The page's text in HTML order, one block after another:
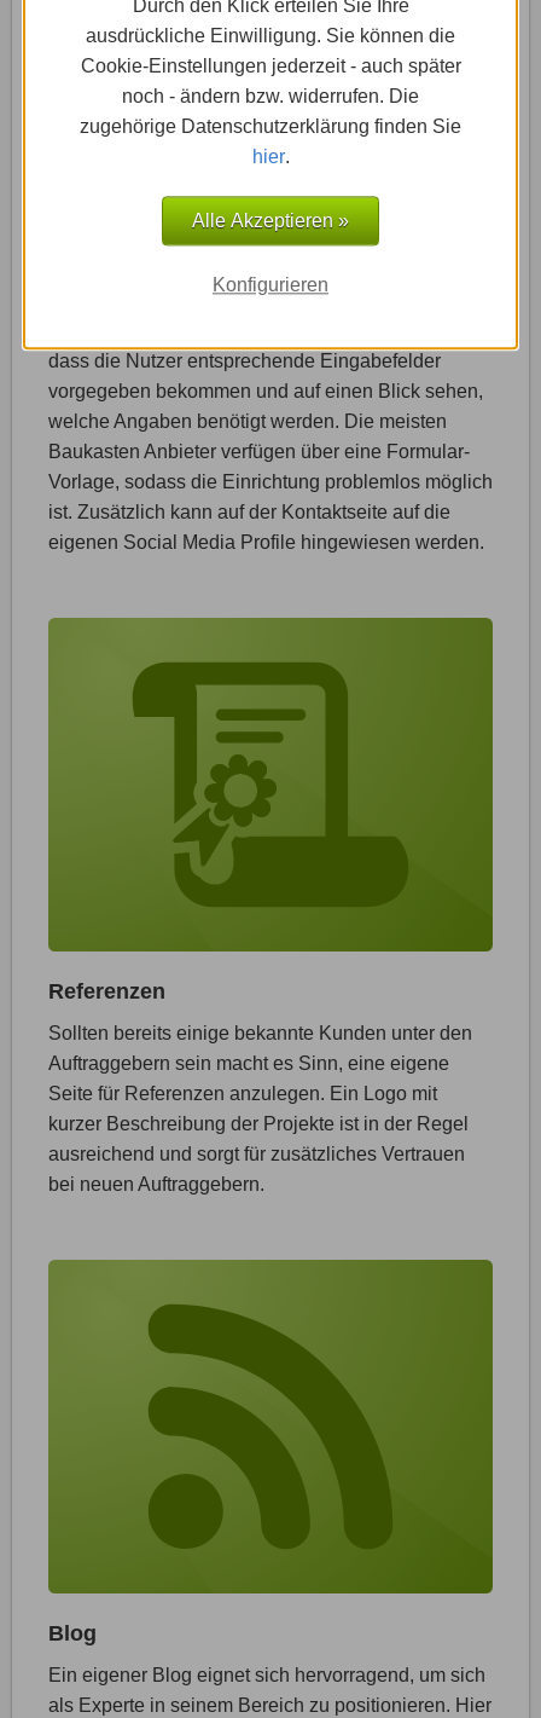
Durch den Klick erteilen Sie Ihre
ausdrückliche Einwilligung. Sie können die
Cookie-Einstellungen jederzeit - auch später
noch - ändern bzw. widerrufen. Die
zugehörige Datenschutzerklärung finden Sie
hier.
Alle Akzeptieren »
Konfigurieren
Kontaktdaten
Nutzen bringt, ist es wichtig, eine Seite für die
Kontaktaufnahme anzulegen. Dies kann zum
über das Einrichten eines Kontaktformulars
dass die Nutzer entsprechende Eingabefelder
vorgegeben bekommen und auf einen Blick sehen,
welche Angaben benötigt werden. Die meisten
Baukasten Anbieter verfügen über eine Formular-
Vorlage, sodass die Einrichtung problemlos möglich
ist. Zusätzlich kann auf der Kontaktseite auf die
eigenen Social Media Profile hingewiesen werden.
Referenzen
Sollten bereits einige bekannte Kunden unter den
Auftraggebern sein macht es Sinn, eine eigene
Seite für Referenzen anzulegen. Ein Logo mit
kurzer Beschreibung der Projekte ist in der Regel
ausreichend und sorgt für zusätzliches Vertrauen
bei neuen Auftraggebern.
Blog
Ein eigener Blog eignet sich hervorragend, um sich
als Experte in seinem Bereich zu positionieren. Hier